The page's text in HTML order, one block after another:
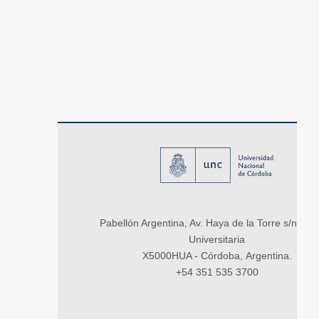
Pabellón Argentina, Av. Haya de la Torre s/n,
Universitaria
X5000HUA - Córdoba, Argentina.
+54 351 535 3700